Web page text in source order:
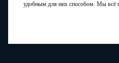
удобным для них способом. Мы всё